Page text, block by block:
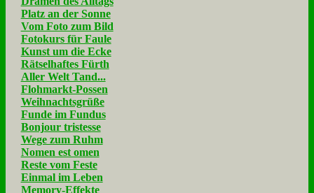
Platz an der Sonne
Vom Foto zum Bild
Fotokurs für Faule
Kunst um die Ecke
Rätselhaftes Fürth
Aller Welt Tand...
Flohmarkt-Possen
Weihnachtsgrüße
Funde im Fundus
Bonjour tristesse
Wege zum Ruhm
Nomen est omen
Reste vom Feste
Einmal im Leben
Memory-Effekte